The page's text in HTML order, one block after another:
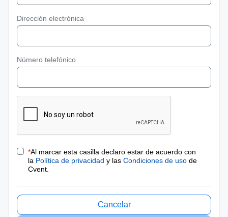
Dirección electrónica
Número telefónico
*Al marcar esta casilla declaro estar de acuerdo con
la Política de privacidad y las Condiciones de uso de
Cvent.
Cancelar